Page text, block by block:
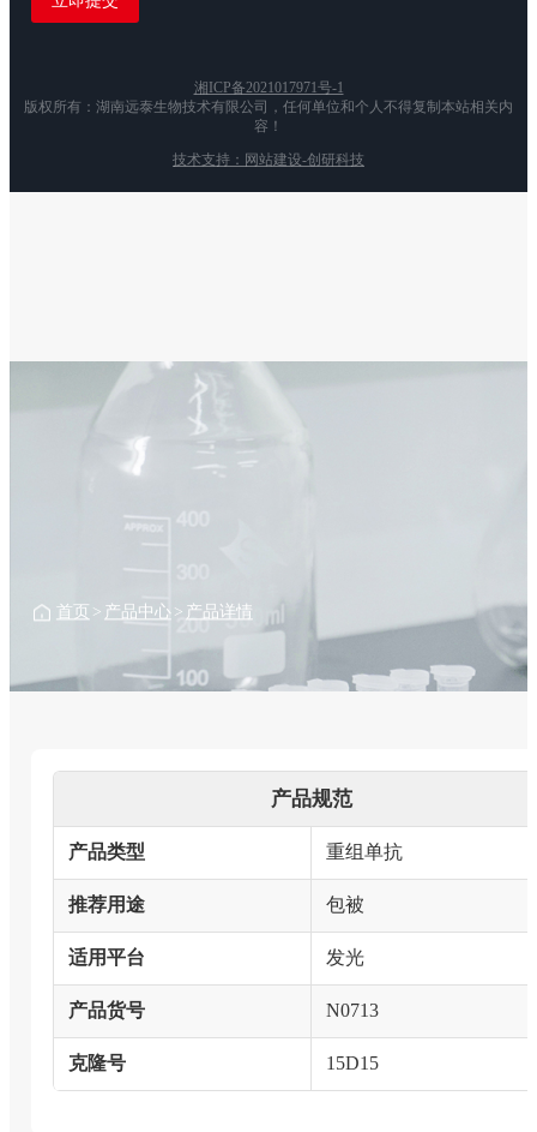
湘ICP备2021017971号-1
版权所有：湖南远泰生物技术有限公司，任何单位和个人不得复制本站相关内
容！
技术支持：网站建设-创研科技
首页 > 产品中心 > 产品详情
产品规范
产品类型 重组单抗
推荐用途 包被
适用平台 发光
产品货号 N0713
克隆号 15D15